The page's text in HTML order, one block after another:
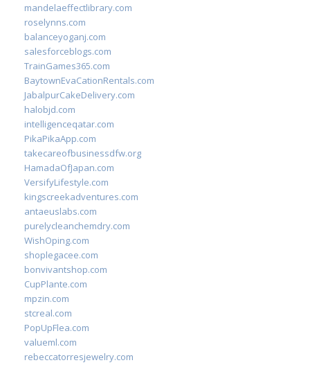
mandelaeffectlibrary.com
roselynns.com
balanceyoganj.com
salesforceblogs.com
TrainGames365.com
BaytownEvaCationRentals.com
JabalpurCakeDelivery.com
halobjd.com
intelligenceqatar.com
PikaPikaApp.com
takecareofbusinessdfw.org
HamadaOfJapan.com
VersifyLifestyle.com
kingscreekadventures.com
antaeuslabs.com
purelycleanchemdry.com
WishOping.com
shoplegacee.com
bonvivantshop.com
CupPlante.com
mpzin.com
stcreal.com
PopUpFlea.com
valueml.com
rebeccatorresjewelry.com